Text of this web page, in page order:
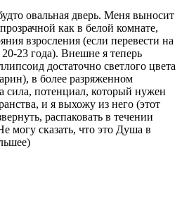
овальная дверь. Меня выносит
как в белой комнате,
взросления (если перевести на
20-23 года). Внешне я теперь
достаточно светлого цвета
в более разряженном
сила, потенциал, который нужен
и я выхожу из него (этот
распаковать в течении
могу сказать, что это Душа в